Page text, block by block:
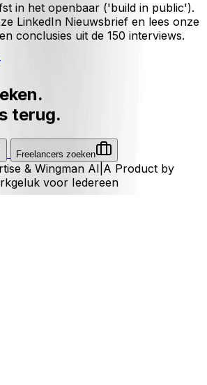
in het openbaar ('build in public').
LinkedIn Nieuwsbrief en lees onze
conclusies uit de 150 interviews.
terug.
Freelancers zoeken
& Wingman AI A Product by
voor Iedereen